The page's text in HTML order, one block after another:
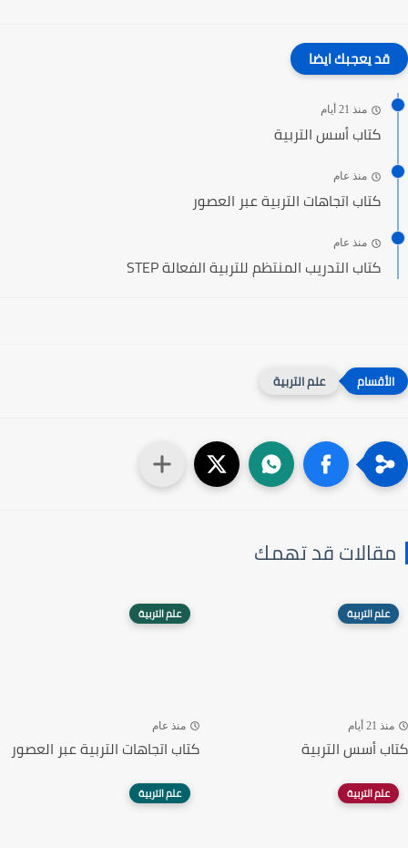
قد يعجبك ايضا
منذ 21 أيام
كتاب أسس التربية
منذ عام
كتاب اتجاهات التربية عبر العصور
منذ عام
كتاب التدريب المنتظم للتربية الفعالة STEP
علم التربية
مقالات قد تهمك
علم التربية
منذ 21 أيام
كتاب أسس التربية
علم التربية
منذ عام
كتاب اتجاهات التربية عبر العصور
علم التربية علم التربية